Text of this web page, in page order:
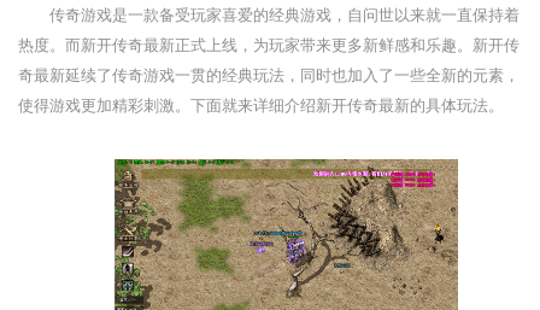
传奇游戏是一款备受玩家喜爱的经典游戏，自问世以来就一直保持着
热度。而新开传奇最新正式上线，为玩家带来更多新鲜感和乐趣。新开传
奇最新延续了传奇游戏一贯的经典玩法，同时也加入了一些全新的元素，
使得游戏更加精彩刺激。下面就来详细介绍新开传奇最新的具体玩法。